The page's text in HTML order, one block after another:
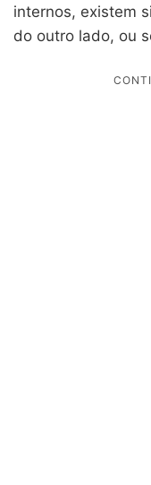
internos, existem
do outro lado, ou